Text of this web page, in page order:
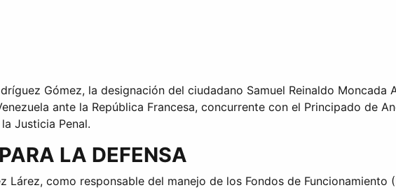
Gómez, la designación del ciudadano Samuel Reinaldo Moncada
ante la República Francesa, concurrente con el Principado de
Justicia Penal.
LA DEFENSA
Lárez, como responsable del manejo de los Fondos de Funcionamiento